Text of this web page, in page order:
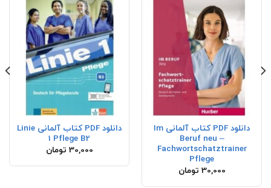
دانلود PDF کتاب آلمانی Im
Beruf neu –
Fachwortschatztrainer
Pflege
30,000 تومان
دانلود PDF کتاب آلمانی Linie
1 Pflege B2
30,000 تومان